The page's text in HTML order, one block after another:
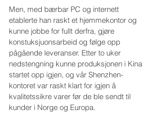
Men, med bærbar PC og internett
etablerte han raskt et hjemmekontor og
kunne jobbe for fullt derfra, gjøre
konstuksjuonsarbeid og følge opp
pågående leveranser. Etter to uker
nedstengning kunne produksjonen i Kina
startet opp igjen, og vår Shenzhen-
kontoret var raskt klart for igjen å
kvalitetssikre varer før de ble sendt til
kunder i Norge og Europa.